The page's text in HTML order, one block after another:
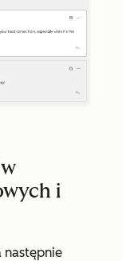
i
następnie